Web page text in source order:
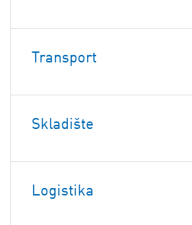
Transport
Skladište
Logistika